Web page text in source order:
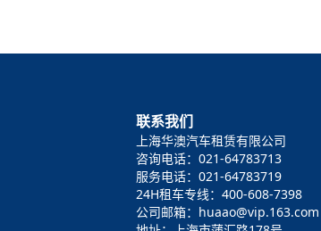
联系我们
上海华澳汽车租赁有限公司
咨询电话：021-64783713
服务电话：021-64783719
24H租车专线：400-608-7398
公司邮箱：huaao@vip.163.com